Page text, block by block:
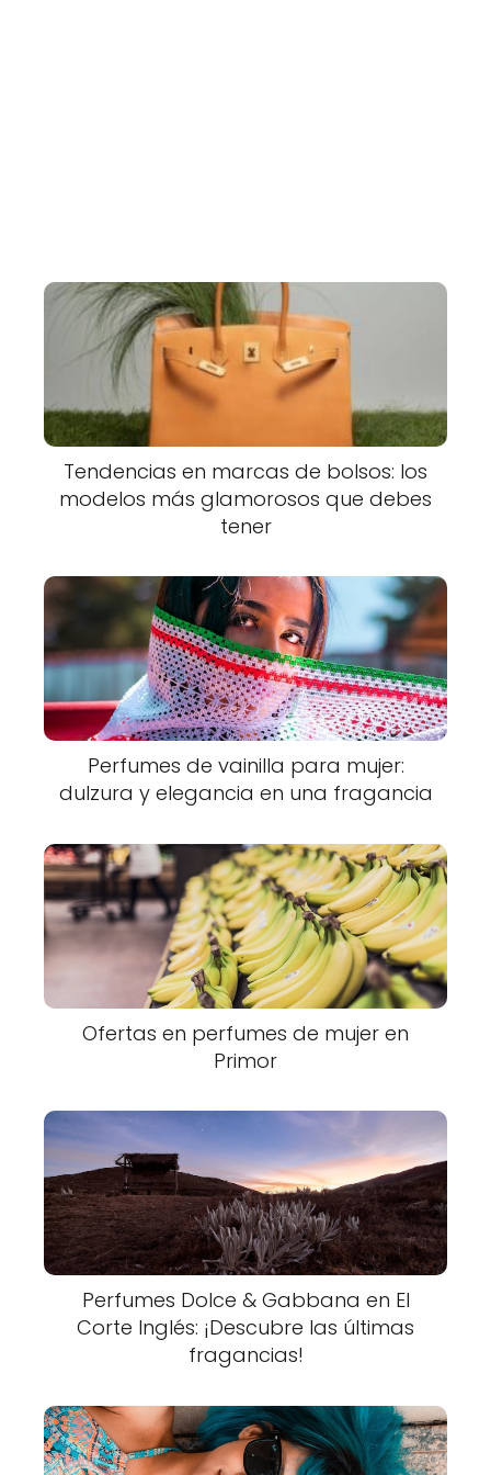
Tendencias en marcas de bolsos: los
modelos más glamorosos que debes
tener
Perfumes de vainilla para mujer:
dulzura y elegancia en una fragancia
Ofertas en perfumes de mujer en
Primor
Perfumes Dolce & Gabbana en El
Corte Inglés: ¡Descubre las últimas
fragancias!